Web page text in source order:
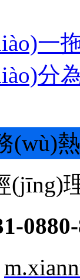
一
分
(wù)
(jīng)